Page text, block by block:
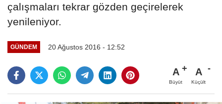
çalışmaları tekrar gözden geçirelerek
yenileniyor.
GÜNDEM 20 Ağustos 2016 - 12:52
A
Büyüt
A
Küçült